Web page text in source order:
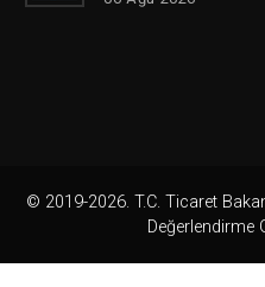
© 2019-2026. T.C. Ticaret
Değerlendirme